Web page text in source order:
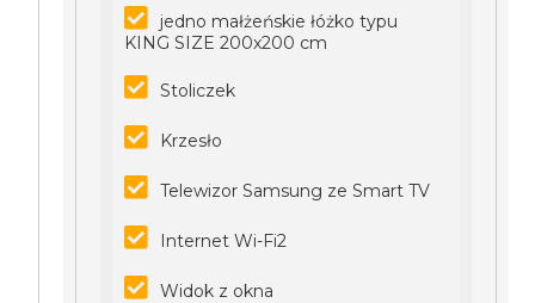
jedno małżeńskie łóżko typu
KING SIZE 200x200 cm
Stoliczek
Krzesło
Telewizor Samsung ze Smart TV
Internet Wi-Fi2
Widok z okna